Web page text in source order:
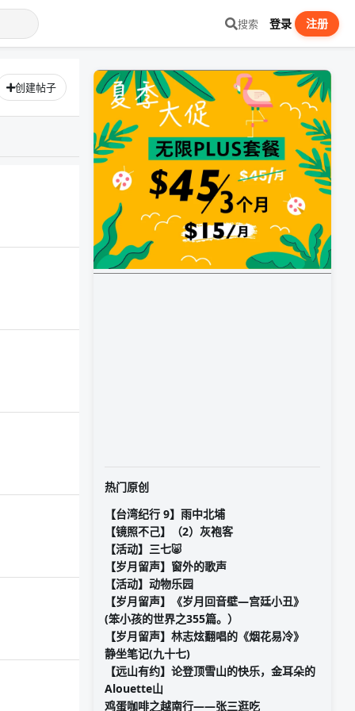
搜索 登录 注册
创建帖子
热门原创
【台湾纪行 9】雨中北埔
【镜照不己】（2）灰袍客
【活动】三七🐷
【岁月留声】窗外的歌声
【活动】动物乐园
【岁月留声】《岁月回音壁—宫廷小丑》
(笨小孩的世界之355篇。）
【岁月留声】林志炫翻唱的《烟花易冷》
静坐笔记(九十七)
【远山有约】论登顶雪山的快乐，金耳朵的
Alouette山
鸡蛋咖啡之越南行——张三逛吃